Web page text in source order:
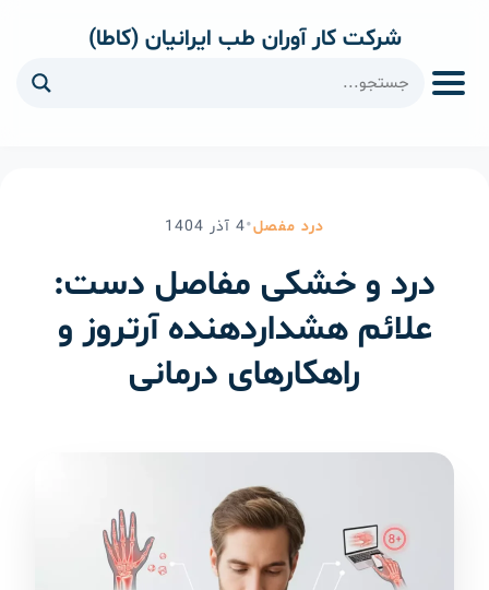
شرکت کار آوران طب ایرانیان (کاطا)
درد مفصل•
4 آذر 1404
درد و خشکی مفاصل دست:
علائم هشداردهنده آرتروز و
راهکارهای درمانی